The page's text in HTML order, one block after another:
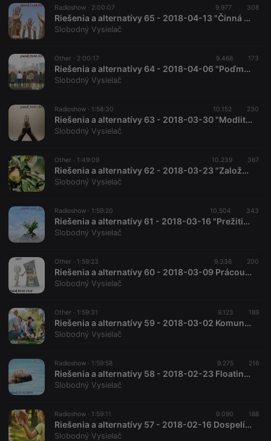
Radioshow · 2:00:07 9.977 308
Riešenia a alternatívy 65 - 2018-04-13 "Činná kompetencia a systém samovládnutia"
Slobodný Vysielač
Other · 2:00:17 9.468 173
Riešenia a alternatívy 64 - 2018-04-06 "Poďme sa spájať"
Slobodný Vysielač
Radioshow · 1:58:30 10.152 230
Riešenia a alternatívy 63 - 2018-03-30 "Modlitba, meditácia a šamanská cesta"
Slobodný Vysielač
Other · 1:49:09 10.239 367
Riešenia a alternatívy 62 - 2018-03-23 "Založenie prírodnej záhrady - praktické rady"
Slobodný Vysielač
Radioshow · 1:59:20 10.504 343
Riešenia a alternatívy 61 - 2018-03-16 "Prežitie po kolapse"
Slobodný Vysielač
Other · 1:59:23 9.336 200
Riešenia a alternatívy 60 - 2018-03-09 Prácou podmienený príjem
Slobodný Vysielač
Other · 1:59:31 9.123 189
Riešenia a alternatívy 59 - 2018-03-02 Komunity ako základ spoločnosti
Slobodný Vysielač
Radioshow · 1:59:58 9.275 216
Riešenia a alternatívy 58 - 2018-02-23 Floating a iné deprivačné techniky...
Slobodný Vysielač
Radioshow · 1:59:11 9.090 188
Riešenia a alternatívy 57 - 2018-02-16 Dospelí a deti...
Slobodný Vysielač
domain
setting the
cookie.
seconds
associated
with the
Piwik open
used to help
website
owners track
performance.
It is a pattern
_pk_ses is
followed by
a short series
believed to
be a
reference
cookie.